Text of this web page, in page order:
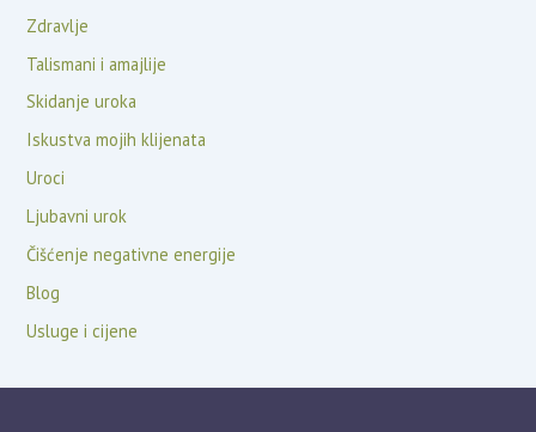
Zdravlje
Talismani i amajlije
Skidanje uroka
Iskustva mojih klijenata
Uroci
Ljubavni urok
Čišćenje negativne energije
Blog
Usluge i cijene